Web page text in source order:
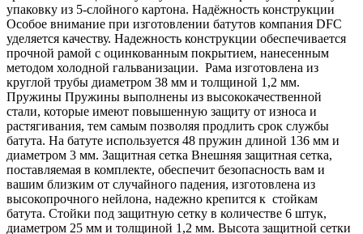
упаковку из 5-слойного картона. Надёжность конструкции
Особое внимание при изготовлении батутов компания DFC
уделяется качеству. Надежность конструкции обеспечивается
прочной рамой с оцинкованным покрытием, нанесенным
методом холодной гальванизации. Рама изготовлена из
круглой трубы диаметром 38 мм и толщиной 1,2 мм.
Пружины Пружины выполнены из высококачественной
стали, которые имеют повышенную защиту от износа и
растягивания, тем самым позволяя продлить срок службы
батута. На батуте используется 48 пружин длиной 136 мм и
диаметром 3 мм. Защитная сетка Внешняя защитная сетка,
поставляемая в комплекте, обеспечит безопасность вам и
вашим близким от случайного падения, изготовлена из
высокопрочного нейлона, надежно крепится к стойкам
батута. Стойки под защитную сетку в количестве 6 штук,
диаметром 25 мм и толщиной 1,2 мм. Высота защитной сетки